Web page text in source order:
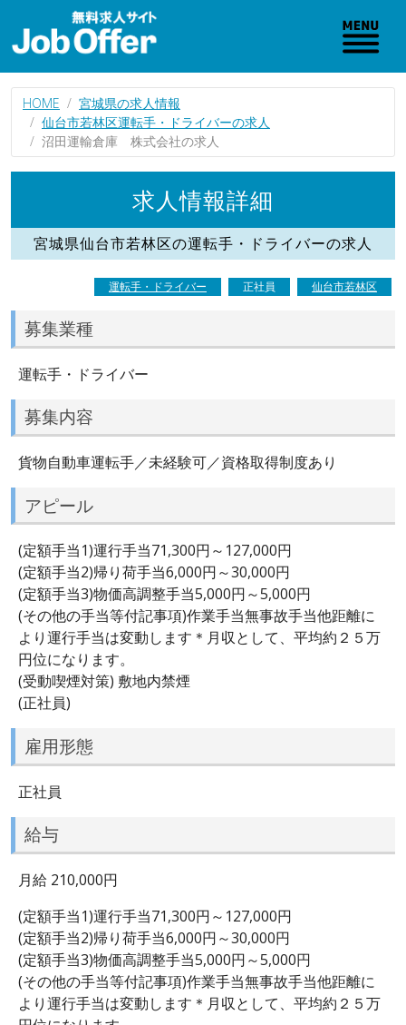
HOME
宮城県の求人情報
仙台市若林区運転手・ドライバーの求人
沼田運輸倉庫 株式会社の求人
求人情報詳細
宮城県仙台市若林区の運転手・ドライバーの求人
運転手・ドライバー 正社員 仙台市若林区
募集業種
運転手・ドライバー
募集内容
貨物自動車運転手／未経験可／資格取得制度あり
アピール
(定額手当1)運行手当71,300円～127,000円
(定額手当2)帰り荷手当6,000円～30,000円
(定額手当3)物価高調整手当5,000円～5,000円
(その他の手当等付記事項)作業手当無事故手当他距離に
より運行手当は変動します＊月収として、平均約２５万
円位になります。
(受動喫煙対策) 敷地内禁煙
(正社員)
雇用形態
正社員
給与
月給 210,000円
(定額手当1)運行手当71,300円～127,000円
(定額手当2)帰り荷手当6,000円～30,000円
(定額手当3)物価高調整手当5,000円～5,000円
(その他の手当等付記事項)作業手当無事故手当他距離に
より運行手当は変動します＊月収として、平均約２５万